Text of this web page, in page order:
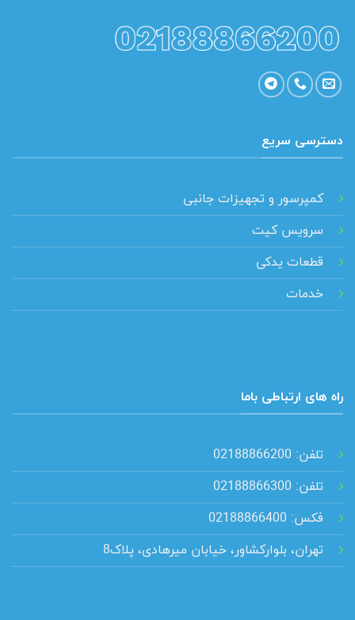
دسترسی سریع
کمپرسور و تجهیزات جانبی
سرویس کیت
قطعات یدکی
خدمات
راه های ارتباطی باما
تلفن: 02188866200
تلفن: 02188866300
فکس: 02188866400
تهران، بلوارکشاور، خیابان میرهادی، پلاک8